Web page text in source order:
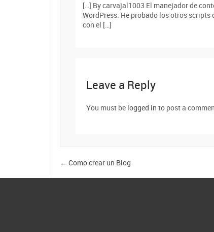
[…] By carvajal1003 El manejador de
WordPress. He probado los otros
con el […]
Leave a Reply
You must be logged in to post a
← Como crear un Blog